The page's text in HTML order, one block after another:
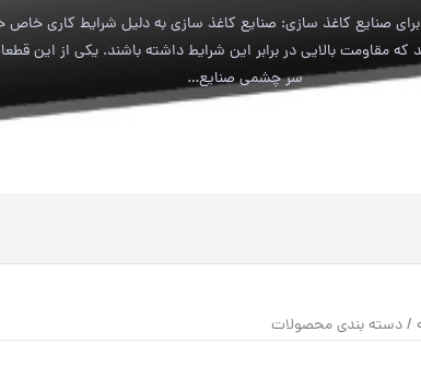
صنایع کاغذ سازی: صنایع کاغذ سازی به دلیل شرایط کاری
مقاومت بالایی در برابر این شرایط داشته باشند. یکی از این
سر چشمی صنایع…
/دسته‌ بندی محصولات